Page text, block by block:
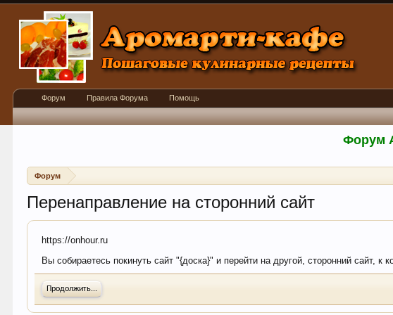
Форум
Форум
Перенаправление на сторонний сайт
https://onhour.ru
Вы собираетесь покинуть сайт "{доска}" и перейти на другой, сторонний сайт,
Продолжить...
Форум Правила Форума Помощь